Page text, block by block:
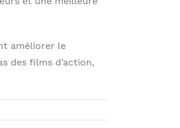
améliorer le
des films d’action,